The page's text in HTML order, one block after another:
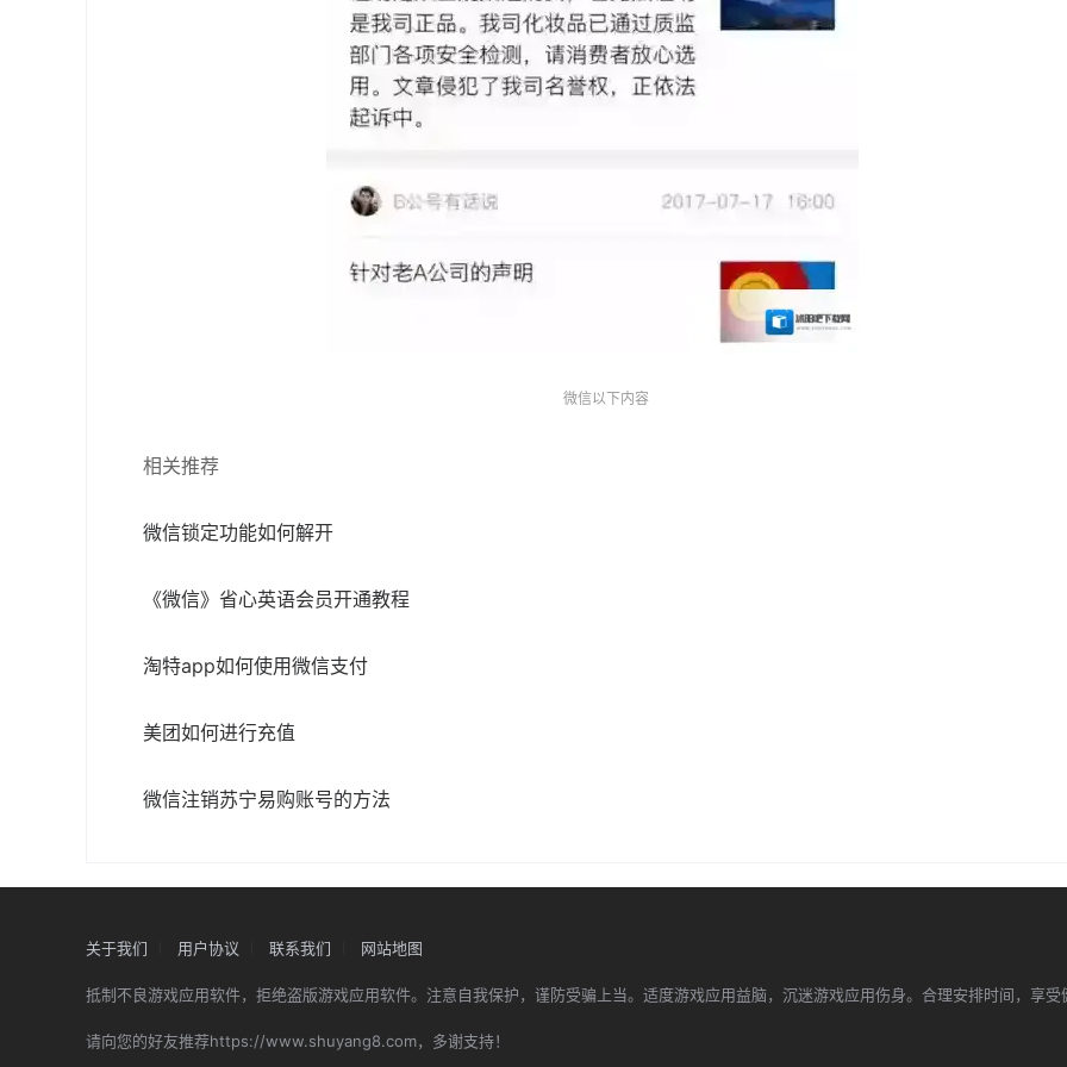
微信以下内容
相关推荐
微信锁定功能如何解开
《微信》省心英语会员开通教程
淘特app如何使用微信支付
美团如何进行充值
微信注销苏宁易购账号的方法
关于我们 用户协议 联系我们 网站地图
抵制不良游戏应用软件，拒绝盗版游戏应用软件。注意自我保护，谨防受骗上当。适度游戏应用益脑，沉迷游戏应用伤身。合理安排时间，享受
请向您的好友推荐https://www.shuyang8.com，多谢支持！